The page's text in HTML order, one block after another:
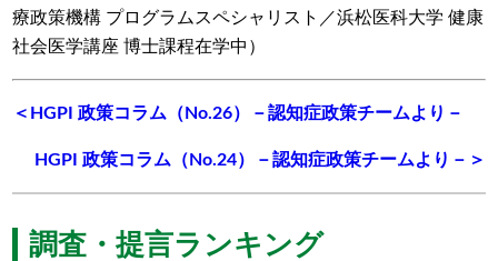
療政策機構 プログラムスペシャリスト／浜松医科大学 健康
社会医学講座 博士課程在学中）
＜HGPI 政策コラム（No.26）－認知症政策チームより－
HGPI 政策コラム（No.24）－認知症政策チームより－＞
調査・提言ランキング